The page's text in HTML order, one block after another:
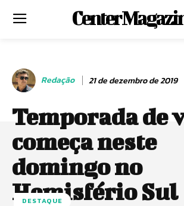
Center
Redação 21 de dezembro de 2019
Temporada de
começa neste
domingo no
Hemisfério Sul
DESTAQUE